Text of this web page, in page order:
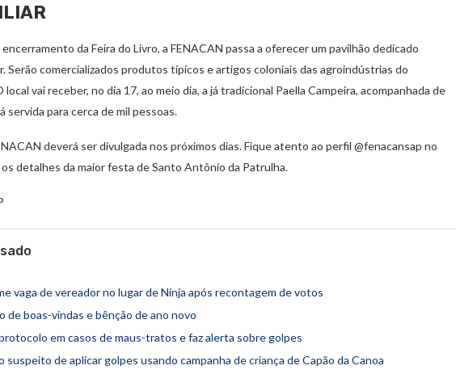
da Feira do Livro, a FENACAN passa a oferecer um pavilhão dedicado
Serão comercializados produtos típicos e artigos coloniais das agroindústrias do
vai receber, no dia 17, ao meio dia, a já tradicional Paella Campeira, acompanhada de
servida para cerca de mil pessoas.
deverá ser divulgada nos próximos dias. Fique atento ao perfil @fenacansap no
detalhes da maior festa de Santo Antônio da Patrulha.
vaga de vereador no lugar de Ninja após recontagem de votos
de boas-vindas e bênção de ano novo
em casos de maus-tratos e faz alerta sobre golpes
suspeito de aplicar golpes usando campanha de criança de Capão da Canoa